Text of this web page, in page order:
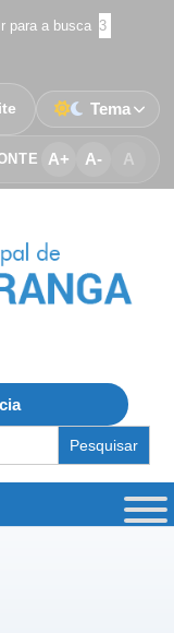
para a busca 3
A+ A- A
Tema